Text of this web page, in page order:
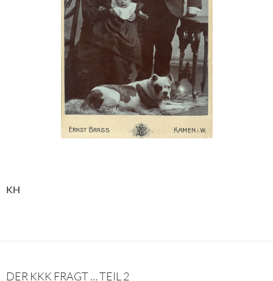
KH
DER KKK FRAGT … TEIL 2